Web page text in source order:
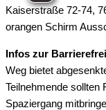
Kaiserstraße 72-74,
orangen Schirm
Infos zur
Weg bietet
Teilnehmende sollten
Spaziergang